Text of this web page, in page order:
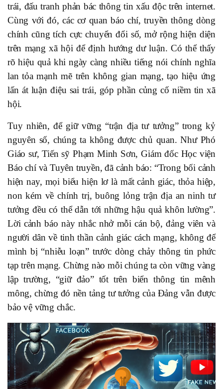
trái, đấu tranh phản bác thông tin xấu độc trên internet.
Cùng với đó, các cơ quan báo chí, truyền thông dòng
chính cũng tích cực chuyển đổi số, mở rộng hiện diện
trên mạng xã hội để định hướng dư luận. Có thể thấy
rõ hiệu quả khi ngày càng nhiều tiếng nói chính nghĩa
lan tỏa mạnh mẽ trên không gian mạng, tạo hiệu ứng
lấn át luận điệu sai trái, góp phần củng cố niềm tin xã
hội.
Tuy nhiên, để giữ vững “trận địa tư tưởng” trong kỷ
nguyên số, chúng ta không được chủ quan. Như Phó
Giáo sư, Tiến sỹ Phạm Minh Sơn, Giám đốc Học viện
Báo chí và Tuyên truyền, đã cảnh báo: “Trong bối cảnh
hiện nay, mọi biểu hiện lơ là mất cảnh giác, thỏa hiệp,
non kém về chính trị, buông lỏng trận địa an ninh tư
tưởng đều có thể dẫn tới những hậu quả khôn lường”.
Lời cảnh báo này nhắc nhở mỗi cán bộ, đảng viên và
người dân về tinh thần cảnh giác cách mạng, không để
mình bị “nhiễu loạn” trước dòng chảy thông tin phức
tạp trên mạng. Chừng nào mỗi chúng ta còn vững vàng
lập trường, “giữ đảo” tốt trên biển thông tin mênh
mông, chừng đó nền tảng tư tưởng của Đảng vẫn được
bảo vệ vững chắc.